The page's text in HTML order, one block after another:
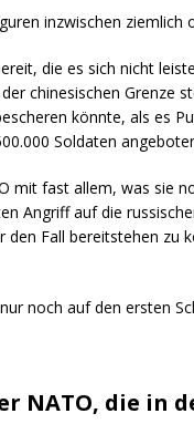
inzwischen ziemlich
die es sich nicht
chinesischen Grenze
könnte, als es
Soldaten
mit fast allem, was sie
Angriff auf die
Fall bereitstehen zu
noch auf den ersten
NATO, die in